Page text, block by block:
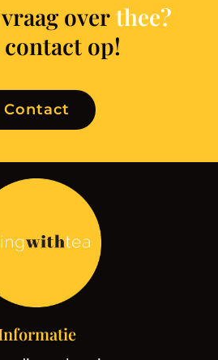
vraag over
contact op!
Contact